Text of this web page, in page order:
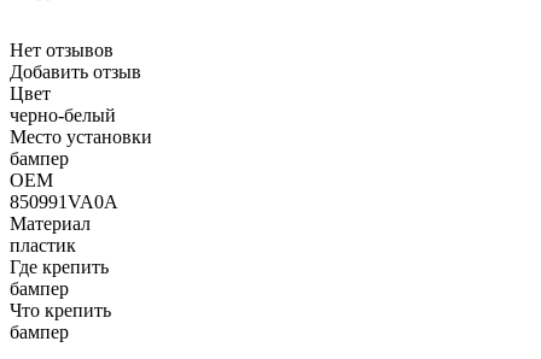
Нет отзывов
Добавить отзыв
Цвет
черно-белый
Место установки
бампер
OEM
850991VA0A
Материал
пластик
Где крепить
бампер
Что крепить
бампер